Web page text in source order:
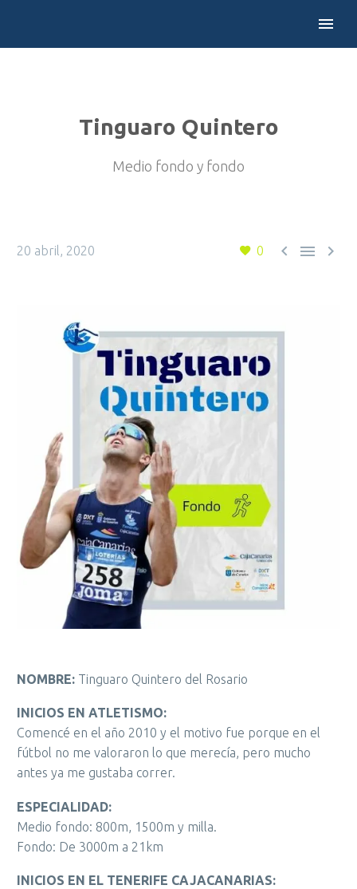
Tinguaro Quintero
Medio fondo y fondo
0   
20 abril, 2020
NOMBRE: Tinguaro Quintero del Rosario
INICIOS EN ATLETISMO:
Comencé en el año 2010 y el motivo fue porque en el
fútbol no me valoraron lo que merecía, pero mucho
antes ya me gustaba correr.
ESPECIALIDAD:
Medio fondo: 800m, 1500m y milla.
Fondo: De 3000m a 21km
INICIOS EN EL TENERIFE CAJACANARIAS: